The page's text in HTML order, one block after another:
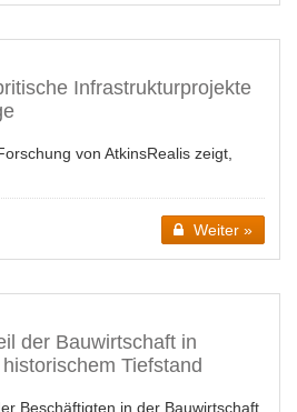
Infrastrukturprojekte
von AtkinsRealis zeigt,
Weiter »
der Bauwirtschaft in
Tiefstand
Beschäftigten in der Bauwirtschaft